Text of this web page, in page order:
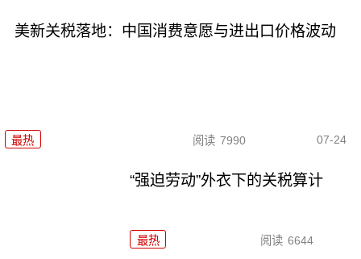
美新关税落地：中国消费意愿与进出口价格波动
最热 阅读 7990 07-24
“强迫劳动”外衣下的关税算计
最热 阅读 6644